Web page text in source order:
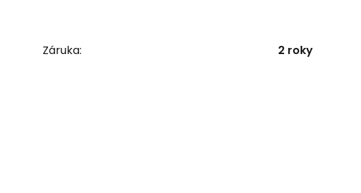
Záruka: 2 roky